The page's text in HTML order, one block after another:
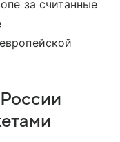
за считанные